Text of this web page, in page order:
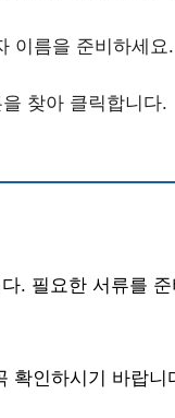
이름을 준비하세요.
을 찾아 클릭합니다.
. 필요한 서류를
확인하시기 바랍니